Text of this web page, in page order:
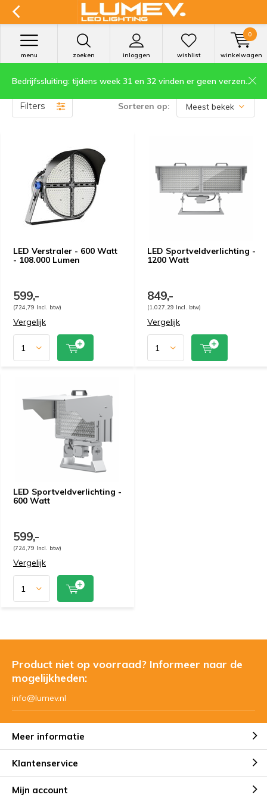
zoeken inloggen
menu wishlist winkelwagen
0
Bedrijfssluiting: tijdens week 31 en 32 vinden er geen verzendingen plaats.
Producten getagd met sportvelden
Filters Sorteren op:
LED Verstraler - 600 Watt
- 108.000 Lumen
599,-
(724,79 Incl. btw)
Vergelijk
LED Sportveldverlichting -
1200 Watt
849,-
(1.027,29 Incl. btw)
Vergelijk
LED Sportveldverlichting -
600 Watt
599,-
(724,79 Incl. btw)
Vergelijk
Product niet op voorraad? Informeer naar de
mogelijkheden:
info@lumev.nl
Meer informatie
Klantenservice
Mijn account